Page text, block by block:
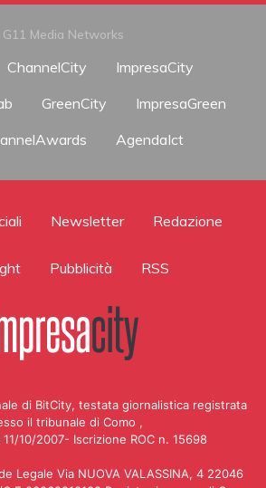
G11 Media Networks
ChannelCity
ImpresaCity
GreenCity
ImpresaGreen
AgendaIct
Newsletter Redazione
Pubblicità RSS
di BitCity, testata giornalistica registrata
il tribunale di Como ,
10/2007- Iscrizione ROC n. 15698
Legale Via NUOVA VALASSINA, 4 22046